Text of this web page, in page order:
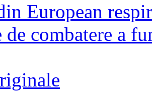
European
de combatere a